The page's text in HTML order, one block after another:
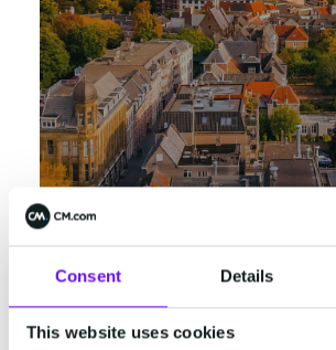
Consent Details
This website uses cookies
Konijnenberg 24
4825 BD Breda
+31 (0)76 5727000